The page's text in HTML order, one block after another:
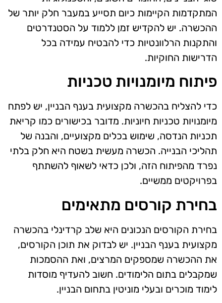
המתקדמות הקיימות כיום תסייע במעבר חלק יותר של
ההכשרה. יש להקדיש זמן ללמוד על הסטנדרטים
והתקנות הרלוונטיות כדי להבטיח עמידה בכל
הדרישות החוקיות.
פיתוח מיומנויות טכניות
כדי להצליח בהכשרה מקצועית בענף הבניין, יש לפתח
מיומנויות טכניות חיוניות. מדובר בכישורים כמו קריאת
תכניות הנדסה, שימוש בכלים מקצועיים, והבנה של
תהליכי הבנייה. הכשרה מעשית בשטח היא חלק בלתי
נפרד מהפיתוח הזה, ולכן כדאי לשאוף להשתתף
בפרויקטים ממשיים.
בחירת קורסים מתאימים
בחירת הקורסים הנכונים היא שלב קרדינלי בהכשרה
מקצועית בענף הבניין. יש לבדוק את תוכן הקורסים,
את ההכשרה שמספקים המרצים, ואת ההסמכות
שמקבלים בתום הלימודים. חשוב להעדיף מוסדות
לימוד מוכרים ובעלי מוניטין בתחום הבניין.